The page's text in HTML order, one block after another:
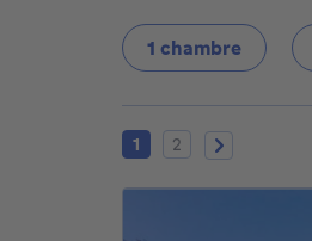
1 chambre
Page actuelle
1 Page 2
2 Page suivante